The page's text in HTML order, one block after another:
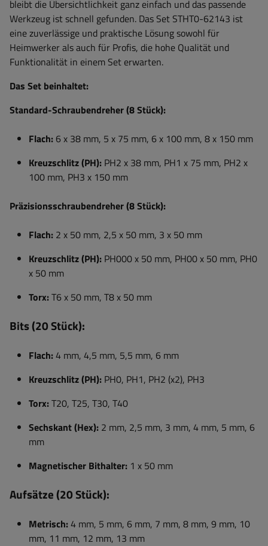
bleibt die Übersichtlichkeit ganz einfach und das passende
Werkzeug ist schnell gefunden. Das Set STHT0-62143 ist
eine zuverlässige und praktische Lösung sowohl für
Heimwerker als auch für Profis, die hohe Qualität und
Funktionalität in einem Set erwarten.
Das Set beinhaltet:
Standard-Schraubendreher (8 Stück):
Flach: 6 x 38 mm, 5 x 75 mm, 6 x 100 mm, 8 x 150 mm
Kreuzschlitz (PH): PH2 x 38 mm, PH1 x 75 mm, PH2 x
100 mm, PH3 x 150 mm
Präzisionsschraubendreher (8 Stück):
Flach: 2 x 50 mm, 2,5 x 50 mm, 3 x 50 mm
Kreuzschlitz (PH): PH000 x 50 mm, PH00 x 50 mm, PH0
x 50 mm
Torx:T6 x 50 mm, T8 x 50 mm
Bits (20 Stück):
Flach:4 mm, 4,5 mm, 5,5 mm, 6 mm
Kreuzschlitz (PH): PH0, PH1, PH2 (x2), PH3
Torx:T20, T25, T30, T40
Sechskant (Hex): 2 mm, 2,5 mm, 3 mm, 4 mm, 5 mm, 6
mm
Magnetischer Bithalter: 1 x 50 mm
Aufsätze (20 Stück):
Metrisch:4 mm, 5 mm, 6 mm, 7 mm, 8 mm, 9 mm, 10
mm, 11 mm, 12 mm, 13 mm